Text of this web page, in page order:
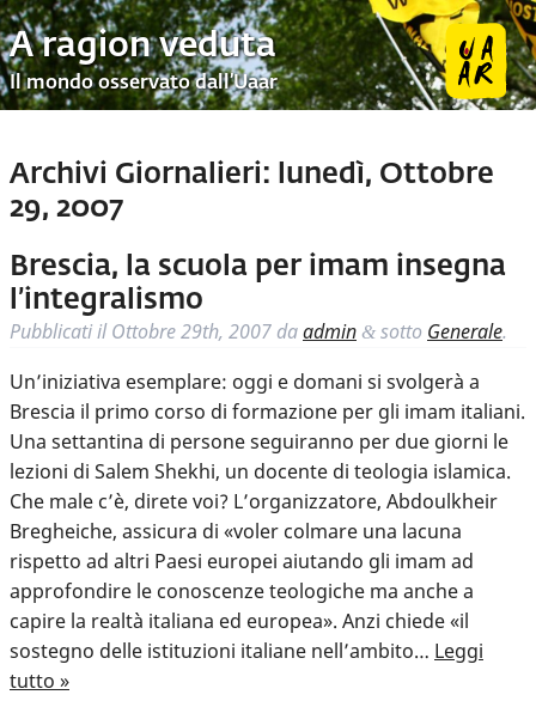
A ragion veduta
Il mondo osservato dall’Uaar
Archivi Giornalieri: lunedì, Ottobre
29, 2007
Brescia, la scuola per imam insegna
l’integralismo
Pubblicati ilOttobre 29th, 2007 daadmin & sotto Generale.
Un’iniziativa esemplare: oggi e domani si svolgerà a
Brescia il primo corso di formazione per gli imam italiani.
Una settantina di persone seguiranno per due giorni le
lezioni di Salem Shekhi, un docente di teologia islamica.
Che male c’è, direte voi? L’organizzatore, Abdoulkheir
Bregheiche, assicura di «voler colmare una lacuna
rispetto ad altri Paesi europei aiutando gli imam ad
approfondire le conoscenze teologiche ma anche a
capire la realtà italiana ed europea». Anzi chiede «il
sostegno delle istituzioni italiane nell’ambito… Leggi
tutto »